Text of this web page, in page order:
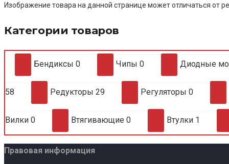
Изображение товара на данной странице может отличаться от
Категории товаров
Бендиксы 0 Чипы 0 Диодные
58 Редукторы 29 Регуляторы 0
Вилки 0 Втягивающие 0 Втулки 1
Правовая информация